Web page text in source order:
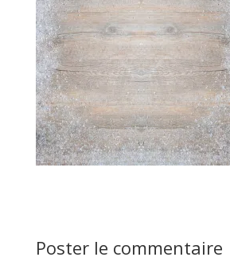
Poster le commentaire